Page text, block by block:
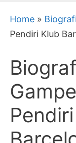
Home »
Pendiri Klub